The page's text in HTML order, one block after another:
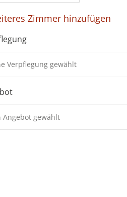
Zimmer hinzufügen